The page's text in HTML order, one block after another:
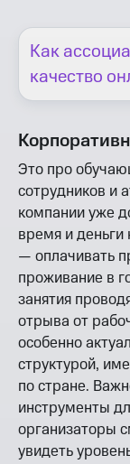
Как
качество
Это про
сотрудников и
компании уже
время и
— оплачивать
проживание в
занятия
отрыва от
особенно
структурой,
по стране.
инструменты
организаторы
увидеть